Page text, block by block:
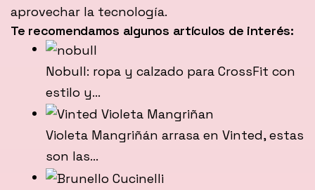
aprovechar la tecnología.
Te recomendamos algunos artículos de interés:
Nobull: ropa y calzado para CrossFit con
estilo y…
Violeta Mangriñán arrasa en Vinted, estas
son las…